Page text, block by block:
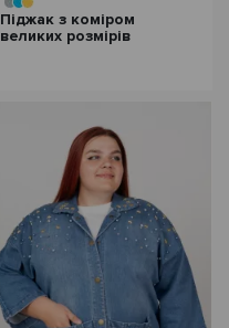
Піджак з коміром
великих розмірів